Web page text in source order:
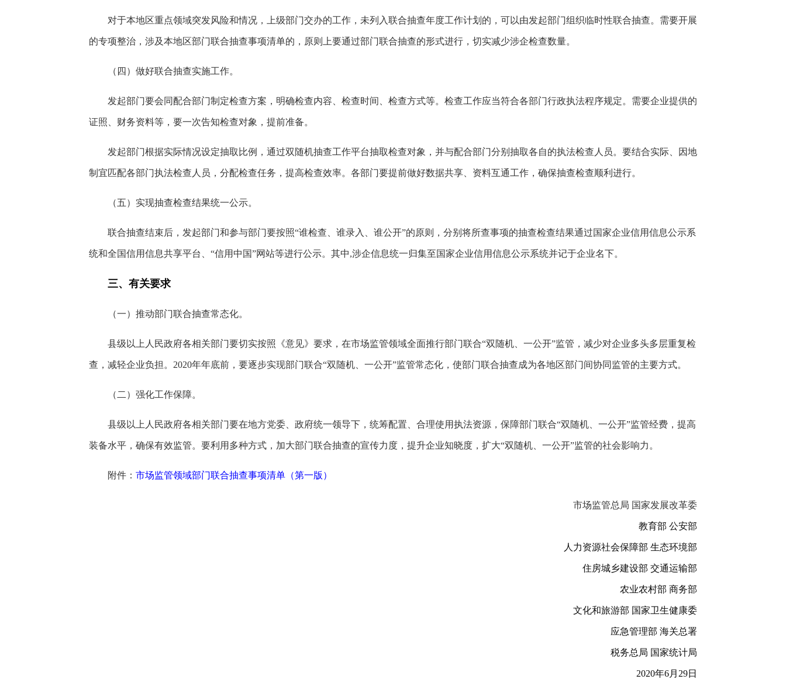
对于本地区重点领域突发风险和情况，上级部门交办的工作，未列入联合抽查年度工作计划的，可以由发起部门组织临时性联合抽查。需要开展
的专项整治，涉及本地区部门联合抽查事项清单的，原则上要通过部门联合抽查的形式进行，切实减少涉企检查数量。
（四）做好联合抽查实施工作。
发起部门要会同配合部门制定检查方案，明确检查内容、检查时间、检查方式等。检查工作应当符合各部门行政执法程序规定。需要企业提供的
证照、财务资料等，要一次告知检查对象，提前准备。
发起部门根据实际情况设定抽取比例，通过双随机抽查工作平台抽取检查对象，并与配合部门分别抽取各自的执法检查人员。要结合实际、因地
制宜匹配各部门执法检查人员，分配检查任务，提高检查效率。各部门要提前做好数据共享、资料互通工作，确保抽查检查顺利进行。
（五）实现抽查检查结果统一公示。
联合抽查结束后，发起部门和参与部门要按照“谁检查、谁录入、谁公开”的原则，分别将所查事项的抽查检查结果通过国家企业信用信息公示系
统和全国信用信息共享平台、“信用中国”网站等进行公示。其中,涉企信息统一归集至国家企业信用信息公示系统并记于企业名下。
三、有关要求
（一）推动部门联合抽查常态化。
县级以上人民政府各相关部门要切实按照《意见》要求，在市场监管领域全面推行部门联合“双随机、一公开”监管，减少对企业多头多层重复检
查，减轻企业负担。2020年年底前，要逐步实现部门联合“双随机、一公开”监管常态化，使部门联合抽查成为各地区部门间协同监管的主要方式。
（二）强化工作保障。
县级以上人民政府各相关部门要在地方党委、政府统一领导下，统筹配置、合理使用执法资源，保障部门联合“双随机、一公开”监管经费，提高
装备水平，确保有效监管。要利用多种方式，加大部门联合抽查的宣传力度，提升企业知晓度，扩大“双随机、一公开”监管的社会影响力。
附件： 市场监管领域部门联合抽查事项清单（第一版）
市场监管总局 国家发展改革委
教育部 公安部
人力资源社会保障部 生态环境部
住房城乡建设部 交通运输部
农业农村部 商务部
文化和旅游部 国家卫生健康委
应急管理部 海关总署
税务总局 国家统计局
2020年6月29日